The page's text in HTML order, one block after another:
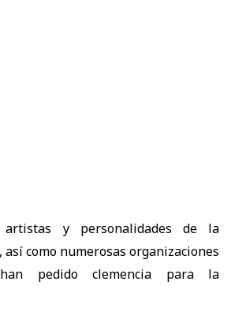
artistas y personalidades de la
como numerosas organizaciones
han pedido clemencia para la